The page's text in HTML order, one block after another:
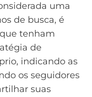
uma
de busca, é
tenham
de
indicando as
os seguidores
suas